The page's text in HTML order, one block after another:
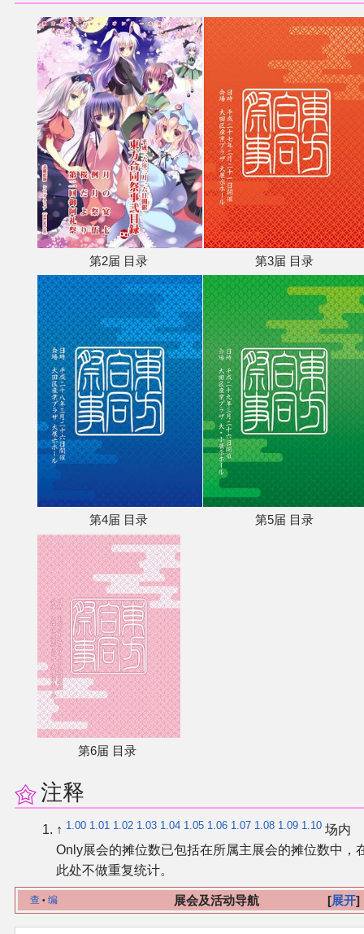
第2届 目录 第3届 目录
第4届 目录 第5届 目录
第6届 目录
注释
↑ 1.00 1.01 1.02 1.03 1.04 1.05 1.06 1.07 1.08 1.09 1.10 场内
Only展会的摊位数已包括在所属主展会的摊位数中，
此处不做重复统计。
展开
查 • 编 展会及活动导航